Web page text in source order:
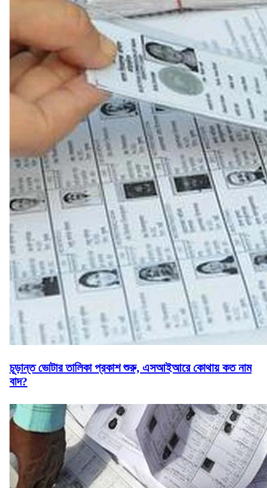
চূড়ান্ত ভোটার তালিকা প্রকাশ শুরু, এসআইআরে কোথায় কত নাম
বাদ?